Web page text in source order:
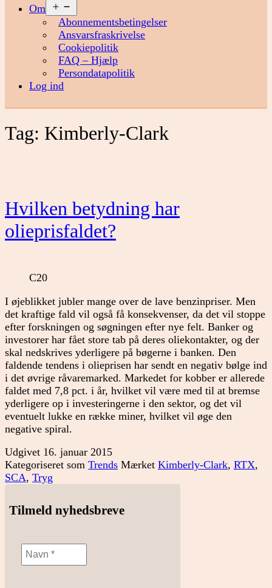
Om
menu
Abonnementsbetingelser
Ansvarsfraskrivelse
Cookiepolitik
FAQ – Hjælp
Persondatapolitik
Log ind
Tag: Kimberly-Clark
Hvilken betydning har
olieprisfaldet?
C20
I øjeblikket jubler mange over de lave benzinpriser. Men
det kraftige fald vil også få konsekvenser, da det vil stoppe
efter forskningen og søgningen efter nye felt. Banker og
investorer har fået store tab på deres oliekontakter, og der
skal nedskrives yderligere på bøgerne i banken. Den
faldende tendens i olieprisen har sendt en negativ bølge ind
i det øvrige råvaremarked. Markedet for kobber er allerede
faldet med 7,8 pct. i år, hvilket vil være med til at bremse
yderligere op i investeringerne i den sektor, og det vil
eventuelt lukke en række miner, hvilket vil øge den
negative spiral.
Udgivet 16. januar 2015
Kategoriseret som Trends Mærket Kimberly-Clark, RTX,
SCA, Tryg
Tilmeld nyhedsbreve